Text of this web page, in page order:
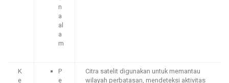
n
a
al
a
m
K
e
P
e
Citra satelit digunakan untuk memantau
wilayah perbatasan, mendeteksi aktivitas